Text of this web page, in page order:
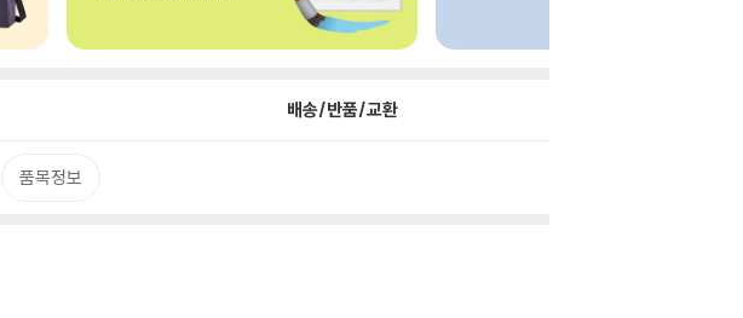
배송/반품/교환
품목정보